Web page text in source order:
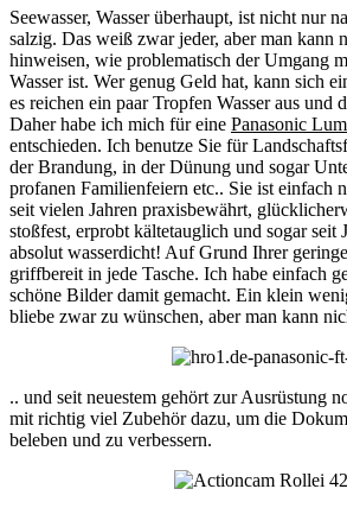
Seewasser, Wasser überhaupt, ist nicht nur
salzig. Das weiß zwar jeder, aber man kann
hinweisen, wie problematisch der Umgang
Wasser ist. Wer genug Geld hat, kann sich
es reichen ein paar Tropfen Wasser aus und
Daher habe ich mich für eine Panasonic
entschieden. Ich benutze Sie für
der Brandung, in der Dünung und sogar
profanen Familienfeiern etc.. Sie ist einfach
seit vielen Jahren praxisbewährt,
stoßfest, erprobt kältetauglich und sogar seit
absolut wasserdicht! Auf Grund Ihrer
griffbereit in jede Tasche. Ich habe einfach
schöne Bilder damit gemacht. Ein klein
bliebe zwar zu wünschen, aber man kann
.. und seit neuestem gehört zur Ausrüstung
mit richtig viel Zubehör dazu, um die
beleben und zu verbessern.